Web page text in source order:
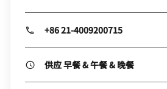
+86 21-4009200715
供应 早餐 & 午餐 & 晚餐